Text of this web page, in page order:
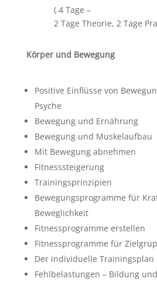
( 4 Tage –
2 Tage Theorie, 2 Tage
Körper und Bewegung
Positive Einflüsse von
Psyche
Bewegung und Ernährung
Bewegung und Muskelaufbau
Mit Bewegung abnehmen
Fitnesssteigerung
Trainingsprinzipien
Bewegungsprogramme für
Beweglichkeit
Fitnessprogramme erstellen
Fitnessprogramme für
Der individuelle Trainingsplan
Fehlbelastungen – Bildung